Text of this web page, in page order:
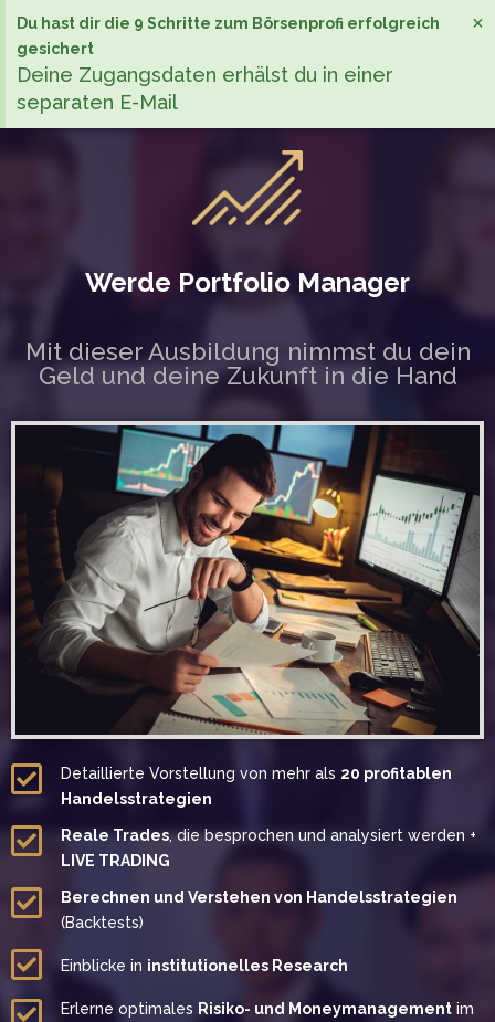
Du hast dir die 9 Schritte zum Börsenprofi erfolgreich
gesichert
Deine Zugangsdaten erhälst du in einer
separaten E-Mail
×
Werde Portfolio Manager
Mit dieser Ausbildung nimmst du dein
Geld und deine Zukunft in die Hand
Detaillierte Vorstellung von mehr als 20 profitablen
Handelsstrategien
Reale Trades, die besprochen und analysiert werden +
LIVE TRADING
Berechnen und Verstehen von Handelsstrategien
(Backtests)
Einblicke in institutionelles Research
Erlerne optimales Risiko- und Moneymanagement im